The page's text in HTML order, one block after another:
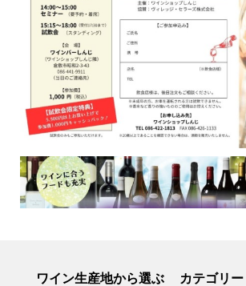
ワイン生産地から選ぶ カテゴリー